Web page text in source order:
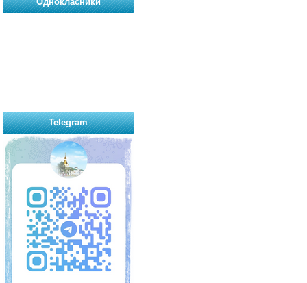
Telegram